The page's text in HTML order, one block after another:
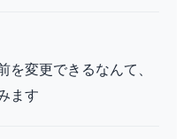
を変更できるなんて、
ます